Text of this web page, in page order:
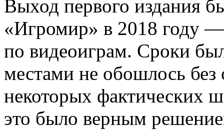
Выход первого издания
«Игромир» в 2018 году
по видеоиграм. Сроки
местами не обошлось без
некоторых фактических
это было верным